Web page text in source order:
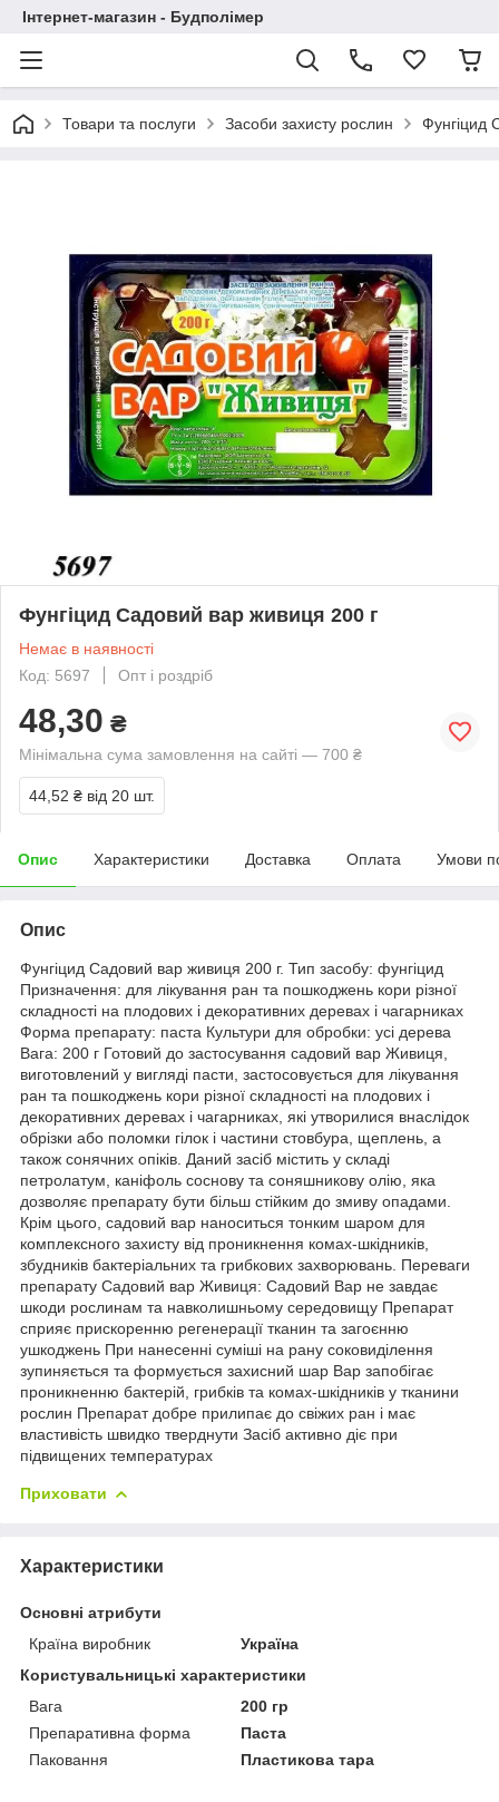
Інтернет-магазин - Будполімер
Товари та послуги Засоби захисту рослин Фунгіцид
Фунгіцид Садовий вар живиця 200 г
Немає в наявності
Код: 5697
Опт і роздріб
48,30 ₴
Мінімальна сума замовлення на сайті — 700 ₴
44,52 ₴ від 20 шт.
Опис Характеристики Доставка Оплата Умови
Опис
Фунгіцид Садовий вар живиця 200 г. Тип засобу: фунгіцид
Призначення: для лікування ран та пошкоджень кори різної
складності на плодових і декоративних деревах і чагарниках
Форма препарату: паста Культури для обробки: усі дерева
Вага: 200 г Готовий до застосування садовий вар Живиця,
виготовлений у вигляді пасти, застосовується для лікування
ран та пошкоджень кори різної складності на плодових і
декоративних деревах і чагарниках, які утворилися внаслідок
обрізки або поломки гілок і частини стовбура, щеплень, а
також сонячних опіків. Даний засіб містить у складі
петролатум, каніфоль соснову та соняшникову олію, яка
дозволяє препарату бути більш стійким до змиву опадами.
Крім цього, садовий вар наноситься тонким шаром для
комплексного захисту від проникнення комах-шкідників,
збудників бактеріальних та грибкових захворювань. Переваги
препарату Садовий вар Живиця: Садовий Вар не завдає
шкоди рослинам та навколишньому середовищу Препарат
сприяє прискоренню регенерації тканин та загоєнню
ушкоджень При нанесенні суміші на рану соковиділення
зупиняється та формується захисний шар Вар запобігає
проникненню бактерій, грибків та комах-шкідників у тканини
рослин Препарат добре прилипає до свіжих ран і має
властивість швидко тверднути Засіб активно діє при
підвищених температурах
Приховати
Характеристики
Основні атрибути
Країна виробник
Україна
Користувальницькі характеристики
Вага
200 гр
Препаративна форма
Паста
Паковання
Пластикова тара